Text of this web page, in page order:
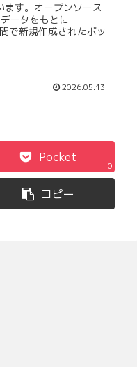
す。オープンソース
ータをもとに
で新規作成されたポッ
2026.05.13
Pocket
0
コピー